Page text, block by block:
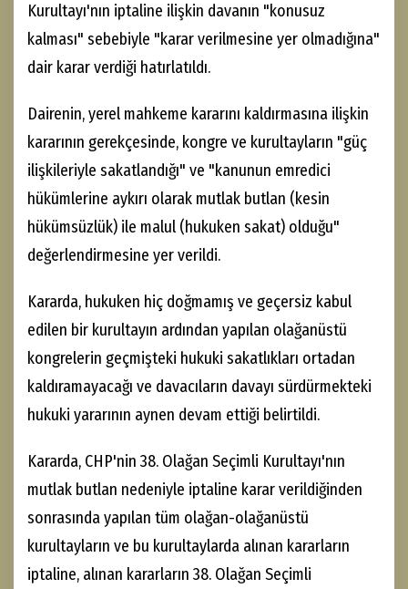
Kurultayı'nın iptaline ilişkin davanın "konusuz
kalması" sebebiyle "karar verilmesine yer olmadığına"
dair karar verdiği hatırlatıldı.
Dairenin, yerel mahkeme kararını kaldırmasına ilişkin
kararının gerekçesinde, kongre ve kurultayların "güç
ilişkileriyle sakatlandığı" ve "kanunun emredici
hükümlerine aykırı olarak mutlak butlan (kesin
hükümsüzlük) ile malul (hukuken sakat) olduğu"
değerlendirmesine yer verildi.
Kararda, hukuken hiç doğmamış ve geçersiz kabul
edilen bir kurultayın ardından yapılan olağanüstü
kongrelerin geçmişteki hukuki sakatlıkları ortadan
kaldıramayacağı ve davacıların davayı sürdürmekteki
hukuki yararının aynen devam ettiği belirtildi.
Kararda, CHP'nin 38. Olağan Seçimli Kurultayı'nın
mutlak butlan nedeniyle iptaline karar verildiğinden
sonrasında yapılan tüm olağan-olağanüstü
kurultayların ve bu kurultaylarda alınan kararların
iptaline, alınan kararların 38. Olağan Seçimli